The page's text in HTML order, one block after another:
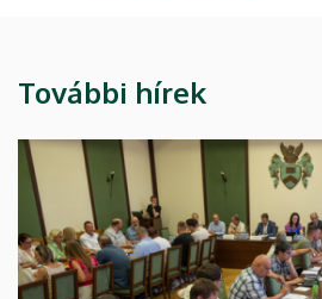
További hírek